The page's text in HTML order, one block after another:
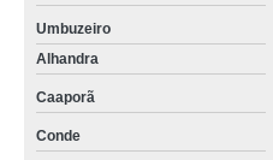
Umbuzeiro
Alhandra
Caaporã
Conde